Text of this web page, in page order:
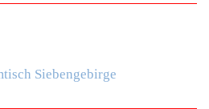
Siebengebirge